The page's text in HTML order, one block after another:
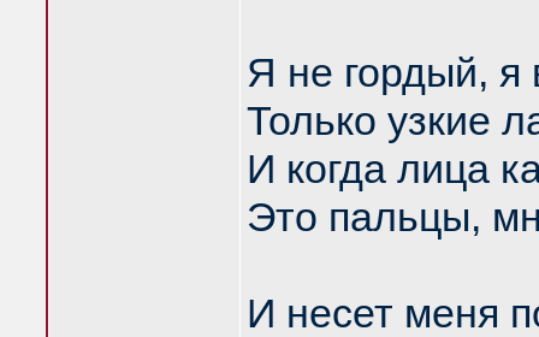
Я не гордый, я
Только узкие
И когда лица
Это пальцы,
И несет меня